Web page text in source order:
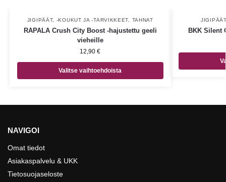
JIGIPÄÄT, -KOUKUT JA -TARVIKKEET, TAHNAT
RAPALA Crush City Boost -hajustettu geeli
vieheille
12,90€
Valitse vaihtoehdoista
BKK Silent
NAVIGOI
Omat tiedot
Asiakaspalvelu & UKK
Tietosuojaseloste